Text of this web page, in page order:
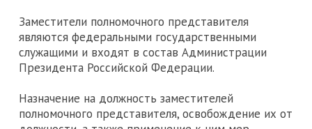
Заместители полномочного представителя
являются федеральными государственными
служащими и входят в состав Администрации
Президента Российской Федерации.
Назначение на должность заместителей
полномочного представителя, освобождение их от